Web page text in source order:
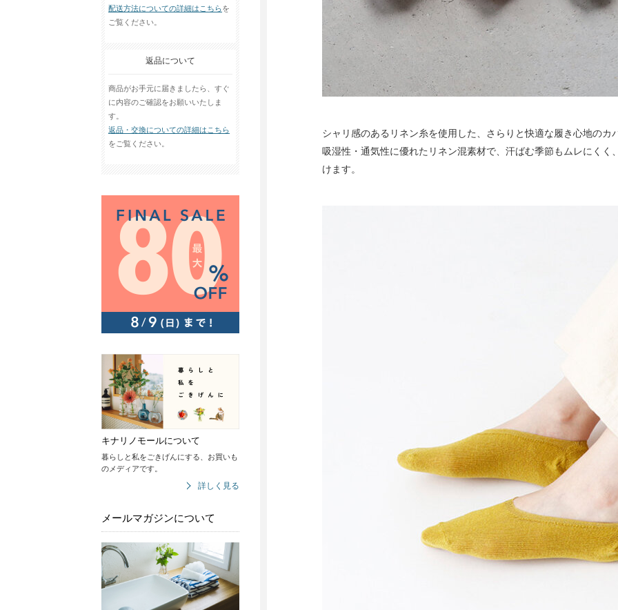
配送方法についての詳細はこちらを
ご覧ください。
返品について
商品がお手元に届きましたら、すぐ
に内容のご確認をお願いいたしま
す。
返品・交換についての詳細はこちら
をご覧ください。
キナリノモールについて
暮らしと私をごきげんにする、お買いも
のメディアです。
詳しく見る
メールマガジンについて
シャリ感のあるリネン糸を使用した、さらりと快適な履き心地のカ
吸湿性・通気性に優れたリネン混素材で、汗ばむ季節もムレにくく
けます。